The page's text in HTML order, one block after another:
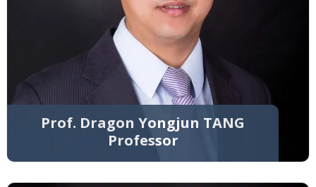
Prof. Dragon Yongjun TANG
Professor